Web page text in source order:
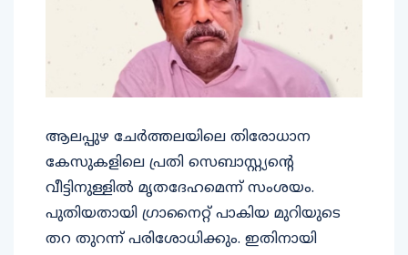
ആലപ്പുഴ ചേര്‍ത്തലയിലെ തിരോധാന
കേസുകളിലെ പ്രതി സെബാസ്റ്റ്യന്റെ
വീട്ടിനുള്ളില്‍ മൃതദേഹമെന്ന് സംശയം.
പുതിയതായി ഗ്രാനൈറ്റ് പാകിയ മുറിയുടെ
തറ തുറന്ന് പരിശോധിക്കും. ഇതിനായി